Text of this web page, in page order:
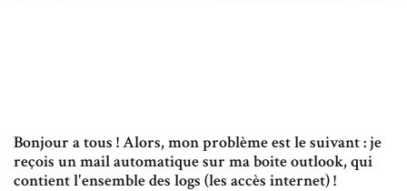
Bonjour a tous ! Alors, mon problème est le suivant : je
reçois un mail automatique sur ma boite outlook, qui
contient l'ensemble des logs (les accès internet) !